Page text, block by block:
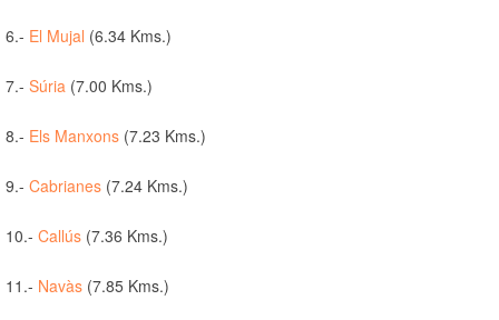
6.- El Mujal (6.34 Kms.)
7.- Súria (7.00 Kms.)
8.- Els Manxons (7.23 Kms.)
9.- Cabrianes (7.24 Kms.)
10.- Callús (7.36 Kms.)
11.- Navàs (7.85 Kms.)